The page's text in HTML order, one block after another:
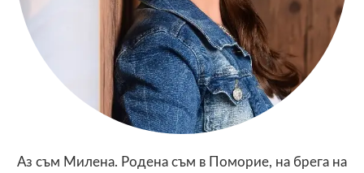
Аз съм Милена. Родена съм в Поморие, на брега на